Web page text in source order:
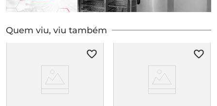
Quem viu, viu também